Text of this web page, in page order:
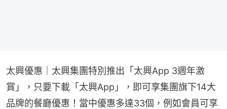
太興優惠｜太興集團特別推出「太興App 3週年激
賞」，只要下載「太興App」，即可享集團旗下14大
品牌的餐廳優惠！當中優惠多達33個，例如會員可享